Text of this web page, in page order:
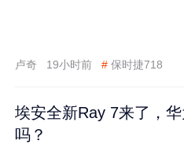
卢奇 19小时前 # 保时捷718
埃安全新Ray 7来了，
吗？